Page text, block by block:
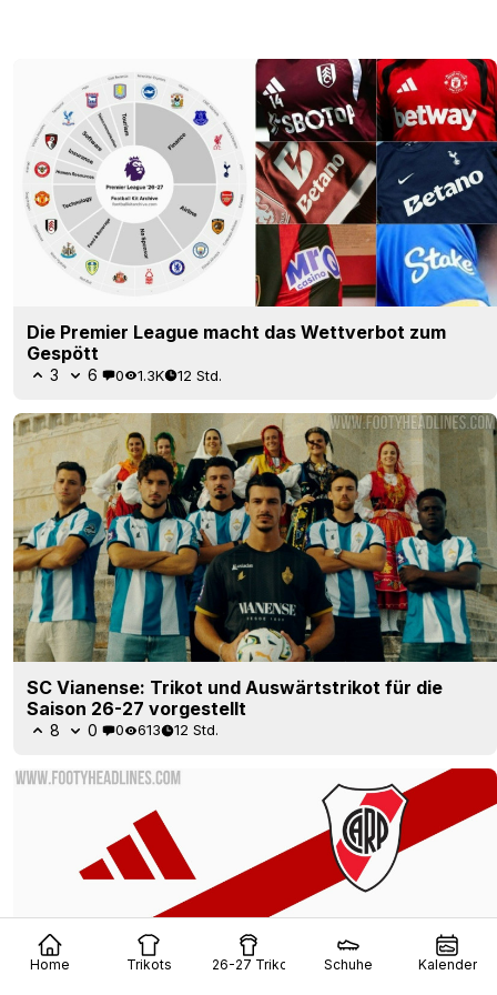
Home Trikots 26-27 Trikots Schuhe Kalender
Die Premier League macht das Wettverbot zum
Gespött
3 6 0 1.3K 12 Std.
SC Vianense: Trikot und Auswärtstrikot für die
Saison 26-27 vorgestellt
8 0 0 613 12 Std.